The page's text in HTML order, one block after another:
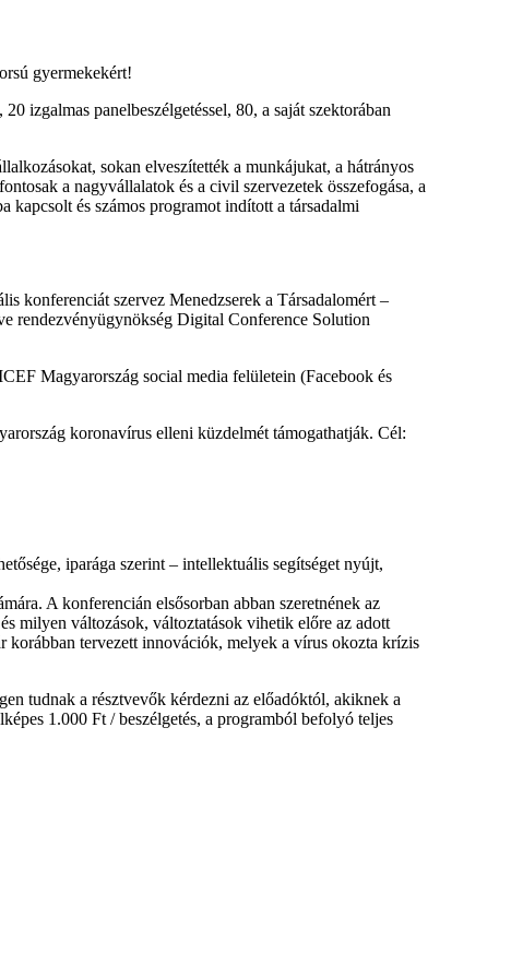
gyermekekért!
izgalmas panelbeszélgetéssel, 80, a saját szektorában
sokan elveszítették a munkájukat, a hátrányos
a nagyvállalatok és a civil szervezetek összefogása, a
kapcsolt és számos programot indított a társadalmi
konferenciát szervez Menedzserek a Társadalomért –
rendezvényügynökség Digital Conference Solution
Magyarország social media felületein (Facebook és
koronavírus elleni küzdelmét támogathatják. Cél:
iparága szerint – intellektuális segítséget nyújt,
A konferencián elsősorban abban szeretnének az
milyen változások, változtatások vihetik előre az adott
korábban tervezett innovációk, melyek a vírus okozta krízis
tudnak a résztvevők kérdezni az előadóktól, akiknek a
1.000 Ft / beszélgetés, a programból befolyó teljes